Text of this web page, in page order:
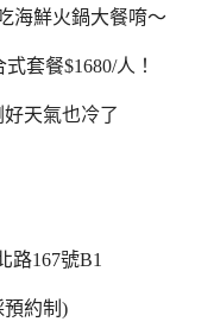
海鮮火鍋大餐唷～
套餐$1680/人！
天氣也冷了
路167號B1
預約制)